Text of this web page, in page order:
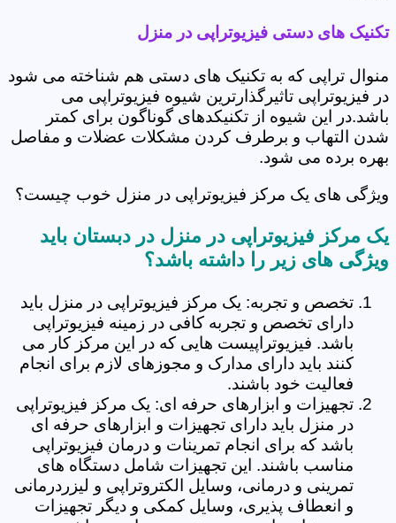
تکنیک های دستی فیزیوتراپی در منزل
منوال تراپی که به تکنیک های دستی هم شناخته می شود
در فیزیوتراپی تاثیرگذارترین شیوه فیزیوتراپی می
باشد.در این شیوه از تکنیکدهای گوناگون برای کمتر
شدن التهاب و برطرف کردن مشکلات عضلات و مفاصل
بهره برده می شود.
ویژگی های یک مرکز فیزیوتراپی در منزل خوب چیست؟
یک مرکز فیزیوتراپی در منزل در دبستان باید
ویژگی های زیر را داشته باشد؟
تخصص و تجربه: یک مرکز فیزیوتراپی در منزل باید
دارای تخصص و تجربه کافی در زمینه فیزیوتراپی
باشد. فیزیوتراپیست هایی که در این مرکز کار می
کنند باید دارای مدارک و مجوزهای لازم برای انجام
فعالیت خود باشند.
تجهیزات و ابزارهای حرفه ای: یک مرکز فیزیوتراپی
در منزل باید دارای تجهیزات و ابزارهای حرفه ای
باشد که برای انجام تمرینات و درمان فیزیوتراپی
مناسب باشند. این تجهیزات شامل دستگاه های
تمرینی و درمانی، وسایل الکتروتراپی و لیزردرمانی
و انعطاف پذیری، وسایل کمکی و دیگر تجهیزات